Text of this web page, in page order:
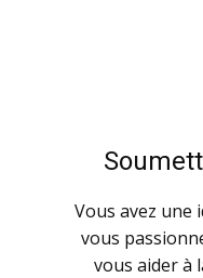
Vous avez une
vous
vous aider à